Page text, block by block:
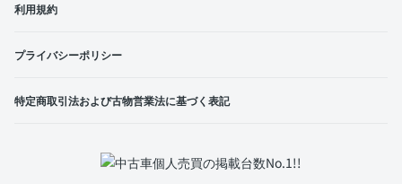
利用規約
プライバシーポリシー
特定商取引法および古物営業法に基づく表記